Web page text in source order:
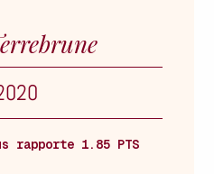
rapporte 1.85 PTS